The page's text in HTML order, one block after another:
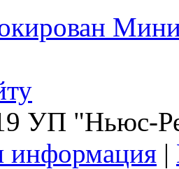
УП "Ньюс-
информация |